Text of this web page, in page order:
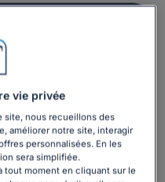
vie privée
site, nous recueillons des
améliorer notre site, interagir
personnalisées. En les
sera simplifiée.
tout moment en cliquant sur le